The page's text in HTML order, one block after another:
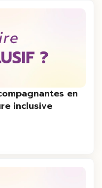
en
inclusive